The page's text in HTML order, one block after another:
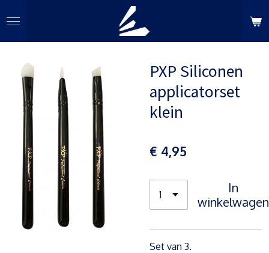
direct
naar
hoofdinhoud
PXP Siliconen
applicatorset
klein
€ 4,95
In
winkelwagen
Set van 3.